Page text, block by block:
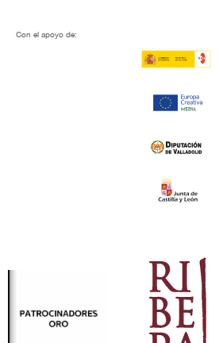
Con el apoyo de: